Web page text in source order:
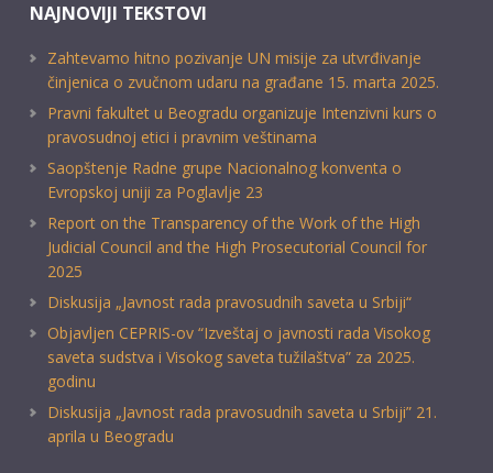
NAJNOVIJI TEKSTOVI
Zahtevamo hitno pozivanje UN misije za utvrđivanje
činjenica o zvučnom udaru na građane 15. marta 2025.
Pravni fakultet u Beogradu organizuje Intenzivni kurs o
pravosudnoj etici i pravnim veštinama
Saopštenje Radne grupe Nacionalnog konventa o
Evropskoj uniji za Poglavlje 23
Report on the Transparency of the Work of the High
Judicial Council and the High Prosecutorial Council for
2025
Diskusija „Javnost rada pravosudnih saveta u Srbiji“
Objavljen CEPRIS-ov “Izveštaj o javnosti rada Visokog
saveta sudstva i Visokog saveta tužilaštva” za 2025.
godinu
Diskusija „Javnost rada pravosudnih saveta u Srbiji” 21.
aprila u Beogradu